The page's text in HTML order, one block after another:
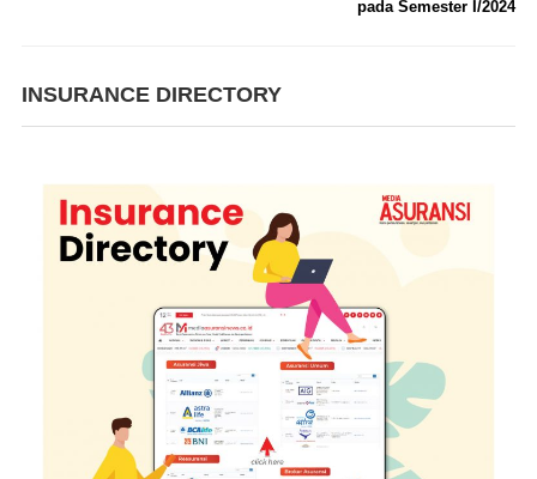
pada Semester I/2024
INSURANCE DIRECTORY